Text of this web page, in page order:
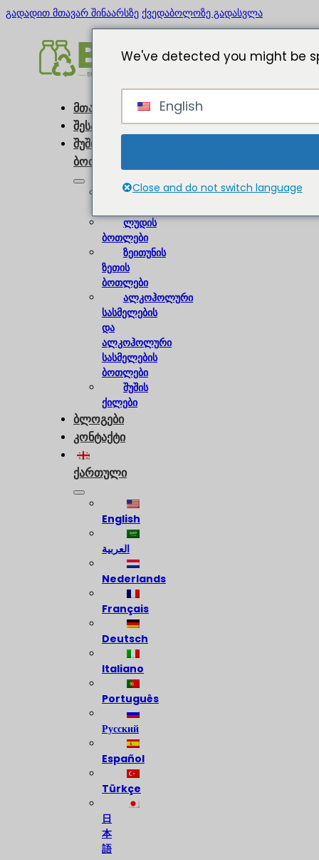
გადადით მთავარ შინაარსზე ქვედაბოლოზე გადასვლა
მთავარი
შესახებ
შუშის
ბოთლები
ღვინის
ლუდის
ბოთლები
ზეითუნის
ზეთის
ბოთლები
ალკოჰოლური
სასმელების
და
ალკოჰოლური
სასმელების
ბოთლები
შუშის
ქილები
ბლოგები
კონტაქტი
ქართული
English
العربية
Nederlands
Français
Deutsch
Italiano
Português
Русский
Español
Türkçe
日
本
語
We've detected you might be
English
Close and do not switch language